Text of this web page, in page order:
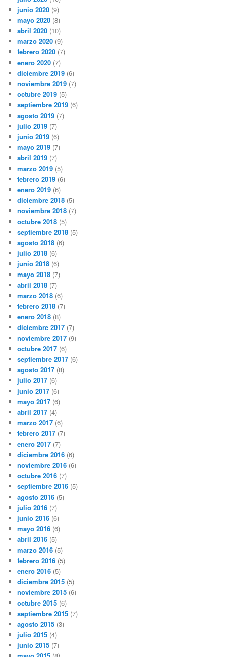
junio 2020 (9)
mayo 2020 (8)
abril 2020 (10)
marzo 2020 (9)
febrero 2020 (7)
enero 2020 (7)
diciembre 2019 (6)
noviembre 2019 (7)
octubre 2019 (5)
septiembre 2019 (6)
agosto 2019 (7)
julio 2019 (7)
junio 2019 (6)
mayo 2019 (7)
abril 2019 (7)
marzo 2019 (5)
febrero 2019 (6)
enero 2019 (6)
diciembre 2018 (5)
noviembre 2018 (7)
octubre 2018 (5)
septiembre 2018 (5)
agosto 2018 (6)
julio 2018 (6)
junio 2018 (6)
mayo 2018 (7)
abril 2018 (7)
marzo 2018 (6)
febrero 2018 (7)
enero 2018 (8)
diciembre 2017 (7)
noviembre 2017 (9)
octubre 2017 (6)
septiembre 2017 (6)
agosto 2017 (8)
julio 2017 (6)
junio 2017 (6)
mayo 2017 (6)
abril 2017 (4)
marzo 2017 (6)
febrero 2017 (7)
enero 2017 (7)
diciembre 2016 (6)
noviembre 2016 (6)
octubre 2016 (7)
septiembre 2016 (5)
agosto 2016 (5)
julio 2016 (7)
junio 2016 (6)
mayo 2016 (6)
abril 2016 (5)
marzo 2016 (5)
febrero 2016 (5)
enero 2016 (5)
diciembre 2015 (5)
noviembre 2015 (6)
octubre 2015 (6)
septiembre 2015 (7)
agosto 2015 (3)
julio 2015 (4)
junio 2015 (7)